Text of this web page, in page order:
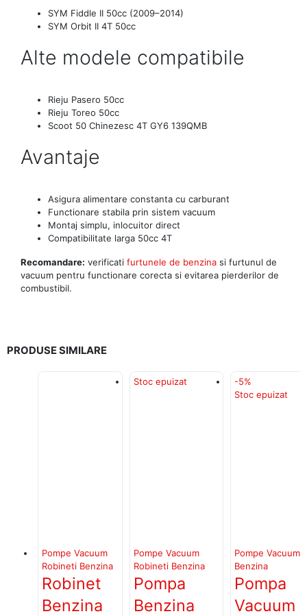
SYM Fiddle II 50cc (2009–2014)
SYM Orbit II 4T 50cc
Alte modele compatibile
Rieju Pasero 50cc
Rieju Toreo 50cc
Scoot 50 Chinezesc 4T GY6 139QMB
Avantaje
Asigura alimentare constanta cu carburant
Functionare stabila prin sistem vacuum
Montaj simplu, inlocuitor direct
Compatibilitate larga 50cc 4T
Recomandare: verificati furtunele de benzina si furtunul de
vacuum pentru functionare corecta si evitarea pierderilor de
combustibil.
PRODUSE SIMILARE
Pompe Vacuum
Robineti Benzina
Robinet
Benzina
Stoc epuizat
Pompe Vacuum
Robineti Benzina
Pompa
Benzina
-5%
Stoc epuizat
Pompe Vacuum
Benzina
Pompa
Vacuum